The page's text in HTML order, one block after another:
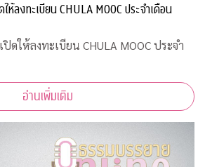
ลงทะเบียน CHULA MOOC ประจำเดือน
ดให้ลงทะเบียน CHULA MOOC ประจำ
อ่านเพิ่มเติม